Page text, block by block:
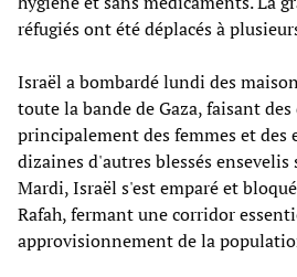
réfugiés ont été déplacés à
Israël a bombardé lundi des
toute la bande de Gaza, faisant
principalement des femmes et des
dizaines d'autres blessés ensevelis
Mardi, Israël s'est emparé et
Rafah, fermant une corridor
approvisionnement de la